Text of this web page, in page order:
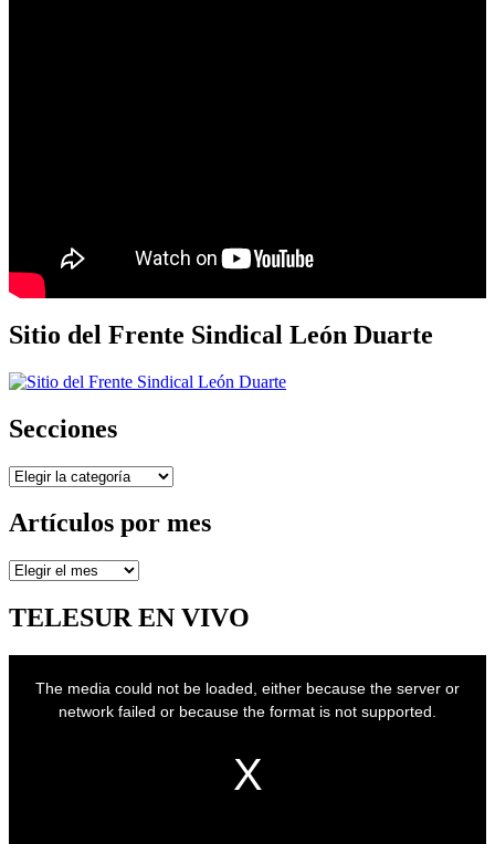
Sitio del Frente Sindical León Duarte
Secciones
Secciones
Artículos por mes
Artículos
mes
TELESUR EN VIVO